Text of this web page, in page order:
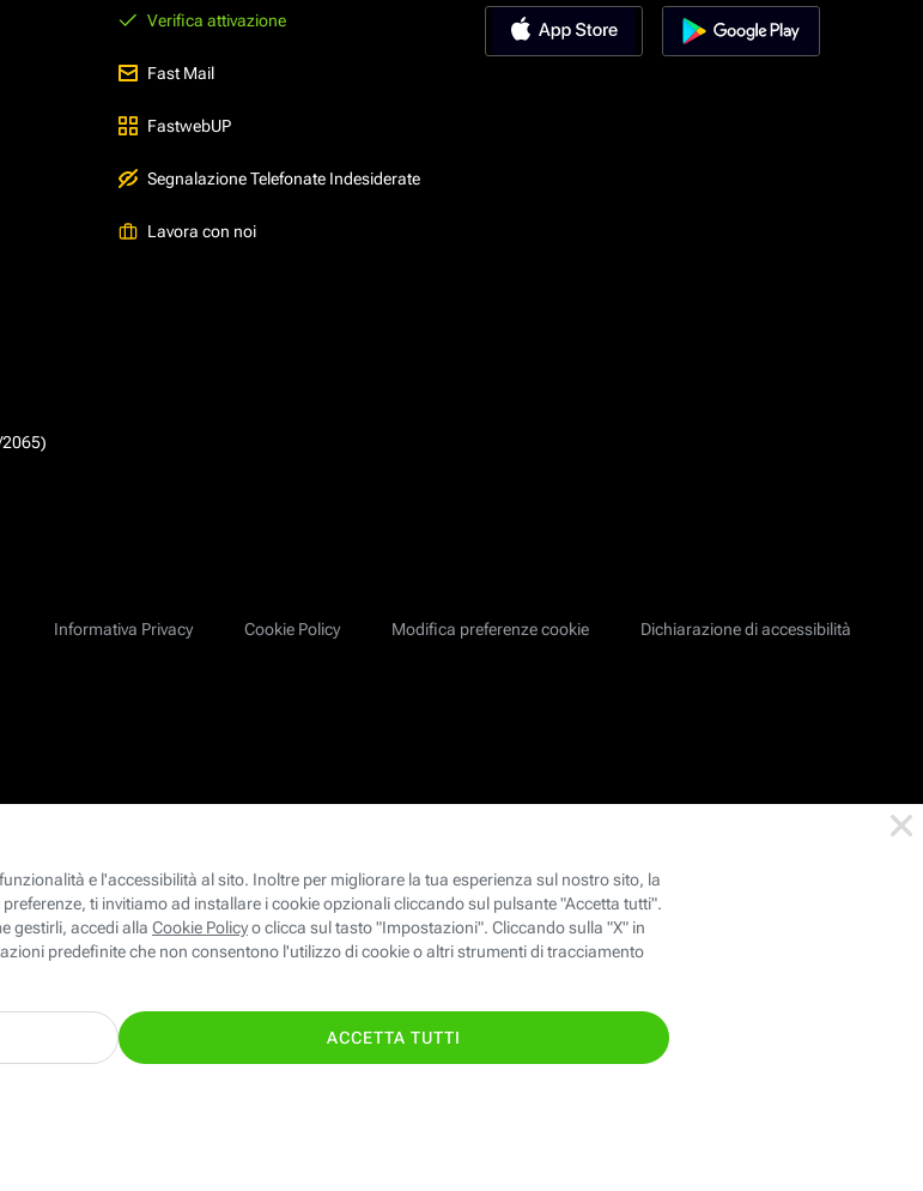
te con il supporto
TI CHIAMIAMO GRATIS 146
2065)
Verifica attivazione
Fast Mail
FastwebUP
Segnalazione Telefonate Indesiderate
Lavora con noi
Informativa Privacy
Cookie Policy Modifica preferenze cookie Dichiarazione di accessibilità